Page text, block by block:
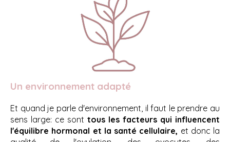
Un environnement adapté
Et quand je parle d'environnement, il faut le prendre au
sens large: ce sont tous les facteurs qui influencent
l'équilibre hormonal et la santé cellulaire, et donc la